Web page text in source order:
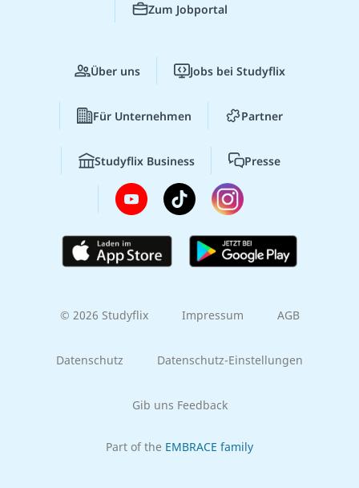
Zum Jobportal
Über uns Jobs bei Studyflix
Für Unternehmen Partner
Studyflix Business Presse
© 2026 Studyflix Impressum AGB
Datenschutz Datenschutz-Einstellungen
Gib uns Feedback
Part of the EMBRACE family